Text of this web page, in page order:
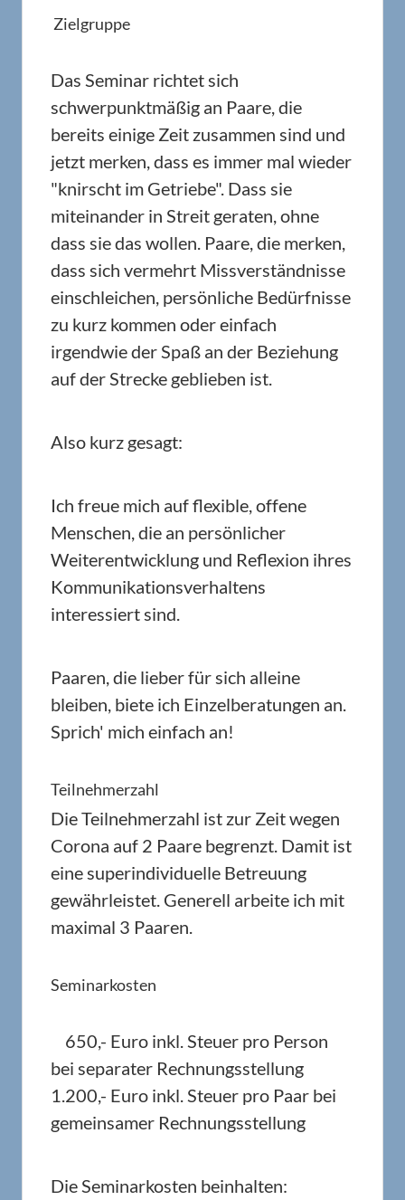
Zielgruppe
Das Seminar richtet sich
schwerpunktmäßig an Paare, die
bereits einige Zeit zusammen sind und
jetzt merken, dass es immer mal wieder
"knirscht im Getriebe". Dass sie
miteinander in Streit geraten, ohne
dass sie das wollen. Paare, die merken,
dass sich vermehrt Missverständnisse
einschleichen, persönliche Bedürfnisse
zu kurz kommen oder einfach
irgendwie der Spaß an der Beziehung
auf der Strecke geblieben ist.
Also kurz gesagt:
Ich freue mich auf flexible, offene
Menschen, die an persönlicher
Weiterentwicklung und Reflexion ihres
Kommunikationsverhaltens
interessiert sind.
Paaren, die lieber für sich alleine
bleiben, biete ich Einzelberatungen an.
Sprich' mich einfach an!
Teilnehmerzahl
Die Teilnehmerzahl ist zur Zeit wegen
Corona auf 2 Paare begrenzt. Damit ist
eine superindividuelle Betreuung
gewährleistet. Generell arbeite ich mit
maximal 3 Paaren.
Seminarkosten
650,- Euro inkl. Steuer pro Person
bei separater Rechnungsstellung
1.200,- Euro inkl. Steuer pro Paar bei
gemeinsamer Rechnungsstellung
Die Seminarkosten beinhalten: